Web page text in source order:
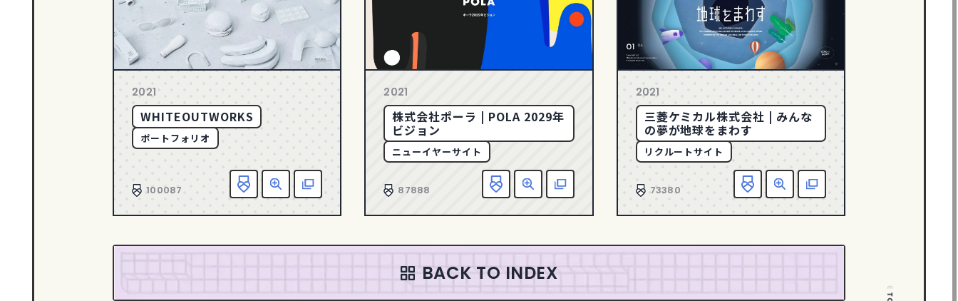
2021
WHITEOUTWORKS
ポートフォリオ
100087
お気に入り追加
詳細 該当サイトへ
2021
株式会社ポーラ | POLA 2029年
ビジョン
ニューイヤーサイト
87888
お気に入り追加
詳細 該当サイトへ
2021
三菱ケミカル株式会社 | みんな
の夢が地球をまわす
リクルートサイト
73380
BACK TO INDEX